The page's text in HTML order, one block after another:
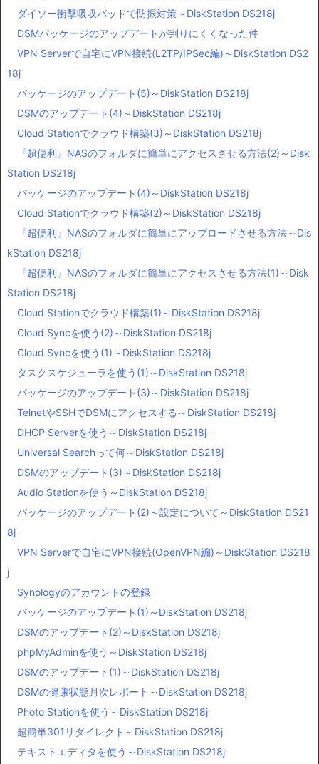
ダイソー衝撃吸収パッドで防振対策～DiskStation DS218j
DSMパッケージのアップデートが判りにくくなった件
VPN Serverで自宅にVPN接続(L2TP/IPSec編)～DiskStation DS2
18j
パッケージのアップデート(5)～DiskStation DS218j
DSMのアップデート(4)～DiskStation DS218j
Cloud Stationでクラウド構築(3)～DiskStation DS218j
『超便利』NASのフォルダに簡単にアクセスさせる方法(2)～Disk
Station DS218j
パッケージのアップデート(4)～DiskStation DS218j
Cloud Stationでクラウド構築(2)～DiskStation DS218j
『超便利』NASのフォルダに簡単にアップロードさせる方法～Dis
kStation DS218j
『超便利』NASのフォルダに簡単にアクセスさせる方法(1)～Disk
Station DS218j
Cloud Stationでクラウド構築(1)～DiskStation DS218j
Cloud Syncを使う(2)～DiskStation DS218j
Cloud Syncを使う(1)～DiskStation DS218j
タスクスケジューラを使う(1)～DiskStation DS218j
パッケージのアップデート(3)～DiskStation DS218j
TelnetやSSHでDSMにアクセスする～DiskStation DS218j
DHCP Serverを使う～DiskStation DS218j
Universal Searchって何～DiskStation DS218j
DSMのアップデート(3)～DiskStation DS218j
Audio Stationを使う～DiskStation DS218j
パッケージのアップデート(2)～設定について～DiskStation DS21
8j
VPN Serverで自宅にVPN接続(OpenVPN編)～DiskStation DS218
j
Synologyのアカウントの登録
パッケージのアップデート(1)～DiskStation DS218j
DSMのアップデート(2)～DiskStation DS218j
phpMyAdminを使う～DiskStation DS218j
DSMのアップデート(1)～DiskStation DS218j
DSMの健康状態月次レポート～DiskStation DS218j
Photo Stationを使う～DiskStation DS218j
超簡単301リダイレクト～DiskStation DS218j
テキストエディタを使う～DiskStation DS218j